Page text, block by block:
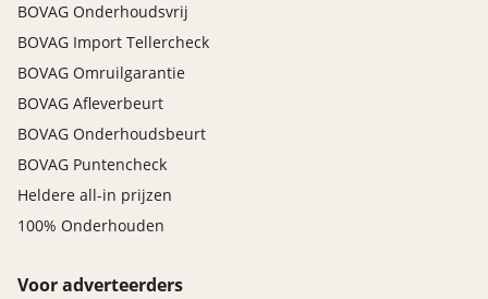
BOVAG Onderhoudsvrij
BOVAG Import Tellercheck
BOVAG Omruilgarantie
BOVAG Afleverbeurt
BOVAG Onderhoudsbeurt
BOVAG Puntencheck
Heldere all-in prijzen
100% Onderhouden
Voor adverteerders